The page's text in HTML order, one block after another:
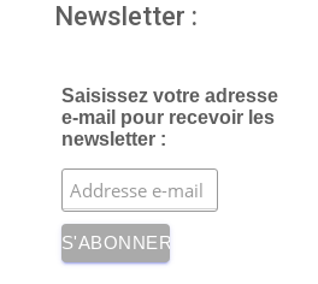
Newsletter :
Saisissez votre adresse
e-mail pour recevoir les
newsletter :